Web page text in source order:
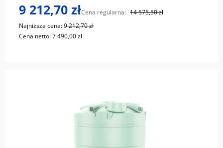
9 212,70 złCena regularna: 14 575,50 zł
Najniższa cena:9 212,70 zł
Cena netto:7 490,00 zł